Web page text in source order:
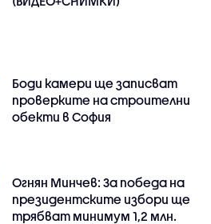
Боди камери ще записват
проверките на строителни
обекти в София
Огнян Минчев: За победа на
президентските избори ще
трябват минимум 1,2 млн.